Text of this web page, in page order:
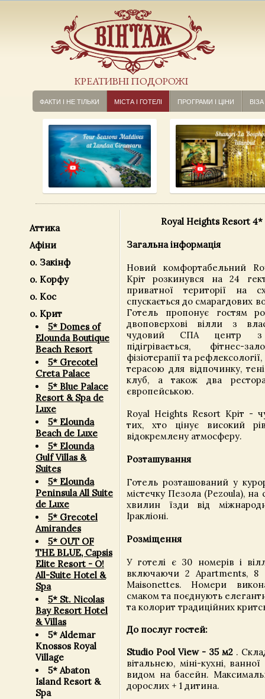
КРЕАТИВНІ ПОДОРОЖІ
ФАКТИ І НЕ ТІЛЬКИ МІСТА І ГОТЕЛІ ПРОГРАМИ І ЦІНИ ВІЗА
Аттика
Афіни
о. Закінф
о. Корфу
о. Кос
о. Крит
5* Domes of
Elounda Boutique
Beach Resort
5* Grecotel
Creta Palace
5* Blue Palace
Resort & Spa de
Luxe
5* Elounda
Beach de Luxe
5* Elounda
Gulf Villas &
Suites
5* Elounda
Peninsula All Suite
de Luxe
5* Grecotel
Amirandes
5* OUT OF
THE BLUE, Capsis
Elite Resort - О!
All-Suite Hotel &
Spa
5* St. Nicolas
Bay Resort Hotel
& Villas
5* Aldemar
Knossos Royal
Village
5* Abaton
Island Resort &
Spa
Royal Heights Resort 4*
Загальна інформація
Новий комфортабельний
Кріт розкинувся на 24
приватної території на
спускається до смарагдових
Готель пропонує гостям
двоповерхові вілли з
чудовий СПА центр
підігрівається,
фізіотерапії та
терасою для відпочинку,
клуб, а також два
європейською.
Royal Heights Resort Кріт -
тих, хто цінує високий
відокремлену атмосферу.
Розташування
Готель розташований у
містечку Пезола (Pezoula), на
хвилин їзди від
Іракліоні.
Розміщення
У готелі є 30 номерів і
включаючи 2 Apartments, 8
Maisonettes. Номери
смаком та поєднують
та колорит традиційних
До послуг гостей:
Studio Pool View - 35 м2 .
вітальнею, міні-кухні,
видом на басейн.
дорослих + 1 дитина.